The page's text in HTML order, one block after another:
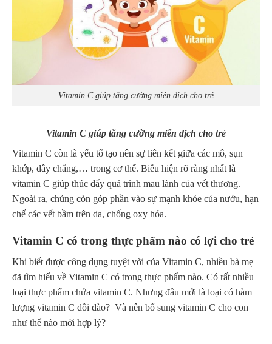
Vitamin C giúp tăng cường miễn dịch cho trẻ
Vitamin C giúp tăng cường miễn dịch cho trẻ
Vitamin C còn là yếu tố tạo nên sự liên kết giữa các mô, sụn
khớp, dây chằng,… trong cơ thể. Biểu hiện rõ ràng nhất là
vitamin C giúp thúc đẩy quá trình mau lành của vết thương.
Ngoài ra, chúng còn góp phần vào sự mạnh khỏe của nướu, hạn
chế các vết bầm trên da, chống oxy hóa.
Vitamin C có trong thực phẩm nào có lợi cho trẻ
Khi biết được công dụng tuyệt vời của Vitamin C, nhiều bà mẹ
đã tìm hiểu về Vitamin C có trong thực phẩm nào. Có rất nhiều
loại thực phẩm chứa vitamin C. Nhưng đâu mới là loại có hàm
lượng vitamin C dồi dào? Và nên bổ sung vitamin C cho con
như thể nào mới hợp lý?